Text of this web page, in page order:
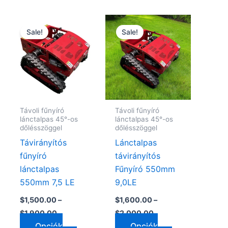
Sale!
Távoli fűnyíró
lánctalpas 45°-os
dőlésszöggel
Távirányítós
fűnyíró
lánctalpas
550mm 7,5 LE
$1,500.00–
$1,900.00
$1,500.00
-
$1,900.00
Opciók
a
terméknek
több
variációja
változatok
termékoldalon
választhatók
Sale!
Távoli fűnyíró
lánctalpas 45°-os
dőlésszöggel
Lánctalpas
távirányítós
Fűnyíró 550mm
9,0LE
$1,600.00 –
$2,000.00
Ártartomány:
$1,600.00
-
$2,000.00
Opciók
Ennek
a
terméknek
több
variációja
van.
A
ki